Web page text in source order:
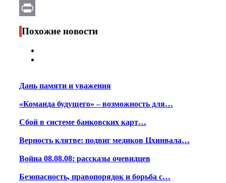
Email
Print
Похожие новости
Дань памяти и уважения
«Команда будущего» – возможность для…
Сбой в системе банковских карт…
Верность клятве: подвиг медиков Цхинвала…
Война 08.08.08: рассказы очевидцев
Безопасность, правопорядок и борьба с…